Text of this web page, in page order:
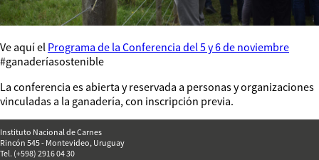
Ve aquí el Programa de la Conferencia del 5 y 6 de noviembre
#ganaderíasostenible
La conferencia es abierta y reservada a personas y organizaciones
vinculadas a la ganadería, con inscripción previa.
Instituto Nacional de Carnes
Rincón 545 - Montevideo, Uruguay
Tel. (+598) 2916 04 30